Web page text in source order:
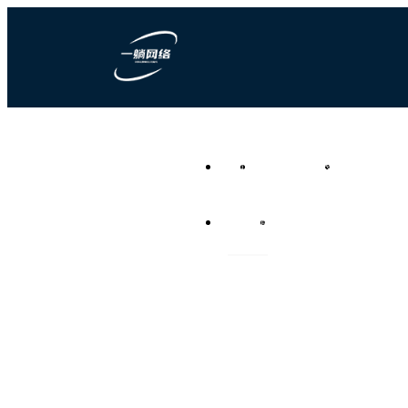
负责任的全网营销代运营公
首页 营销型网站建设 竞价推广代运
资讯频道